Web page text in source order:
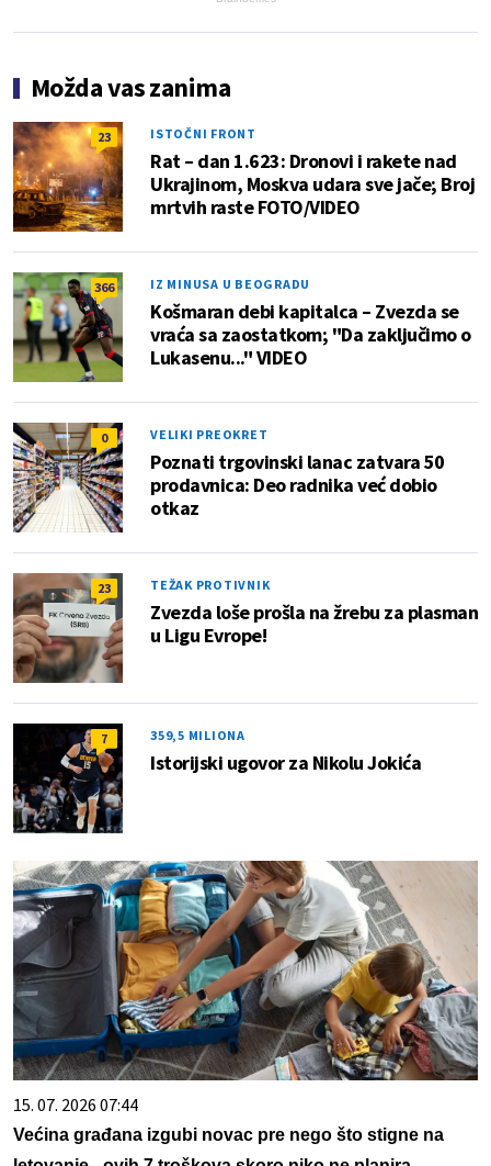
Možda vas zanima
23 ISTOČNI FRONT
Rat – dan 1.623: Dronovi i rakete nad
Ukrajinom, Moskva udara sve jače; Broj
mrtvih raste FOTO/VIDEO
366 IZ MINUSA U BEOGRADU
Košmaran debi kapitalca – Zvezda se
vraća sa zaostatkom; "Da zaključimo o
Lukasenu..." VIDEO
0 VELIKI PREOKRET
Poznati trgovinski lanac zatvara 50
prodavnica: Deo radnika već dobio
otkaz
23 TEŽAK PROTIVNIK
Zvezda loše prošla na žrebu za plasman
u Ligu Evrope!
7 359,5 MILIONA
Istorijski ugovor za Nikolu Jokića
15. 07. 2026 07:44
Većina građana izgubi novac pre nego što stigne na